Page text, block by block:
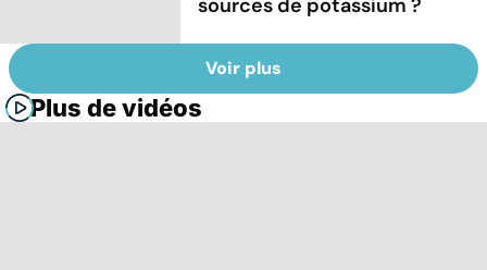
Voir plus
Plus de vidéos